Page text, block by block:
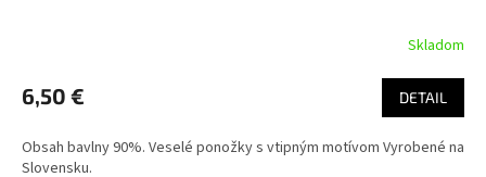
Skladom
6,50 € DETAIL
Obsah bavlny 90%. Veselé ponožky s vtipným motívom Vyrobené na
Slovensku.